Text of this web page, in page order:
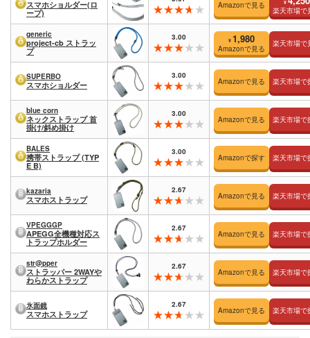
スマホショルダー(ロ
ープ)
Amazonで見る ¥
楽天市場で
generic
project-cb ストラッ
プ
3.00 ¥ 1,980
Amazonで見る
楽天市場で
SUPERBO
スマホショルダー
3.00
Amazonで見る 楽天市場で
blue corn
ネックストラップ 首
掛け/斜め掛け
3.00
Amazonで見る 楽天市場で
BALES
携帯ストラップ (TYP
E B)
3.00
Amazonで探す 楽天市場で
kazaria
スマホストラップ
2.67
Amazonで見る 楽天市場で
VPEGGGP
APEGG全機種対応ス
トラップホルダー
2.67
Amazonで見る 楽天市場で
str@pper
ストラッパー 2WAYや
わらかストラップ
2.67
Amazonで見る 楽天市場で
氷面鏡
スマホストラップ
2.67
Amazonで見る 楽天市場で